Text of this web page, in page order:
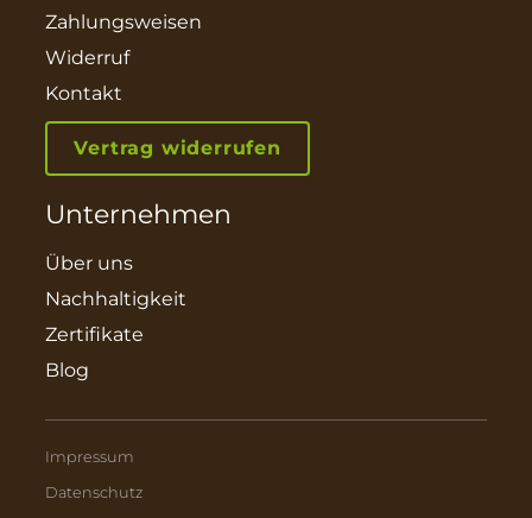
Zahlungsweisen
Widerruf
Kontakt
Vertrag widerrufen
Unternehmen
Über uns
Nachhaltigkeit
Zertifikate
Blog
Impressum
Datenschutz